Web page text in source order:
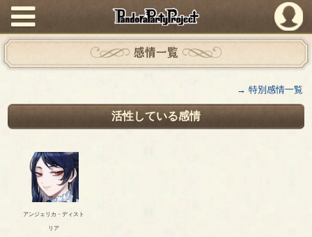
PandoraPartyProject
感情一覧
→ 特別感情一覧
活性している感情
アンジェリカ・ディスト
リア